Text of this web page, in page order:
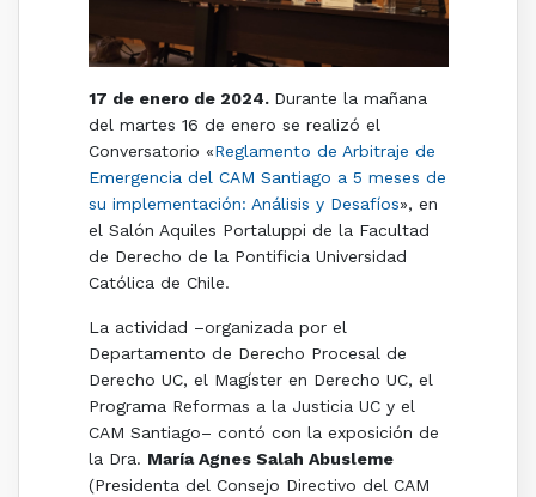
17 de enero de 2024. Durante la mañana
del martes 16 de enero se realizó el
Conversatorio «Reglamento de Arbitraje de
Emergencia del CAM Santiago a 5 meses de
su implementación: Análisis y Desafíos», en
el Salón Aquiles Portaluppi de la Facultad
de Derecho de la Pontificia Universidad
Católica de Chile.
La actividad –organizada por el
Departamento de Derecho Procesal de
Derecho UC, el Magíster en Derecho UC, el
Programa Reformas a la Justicia UC y el
CAM Santiago– contó con la exposición de
la Dra. María Agnes Salah Abusleme
(Presidenta del Consejo Directivo del CAM